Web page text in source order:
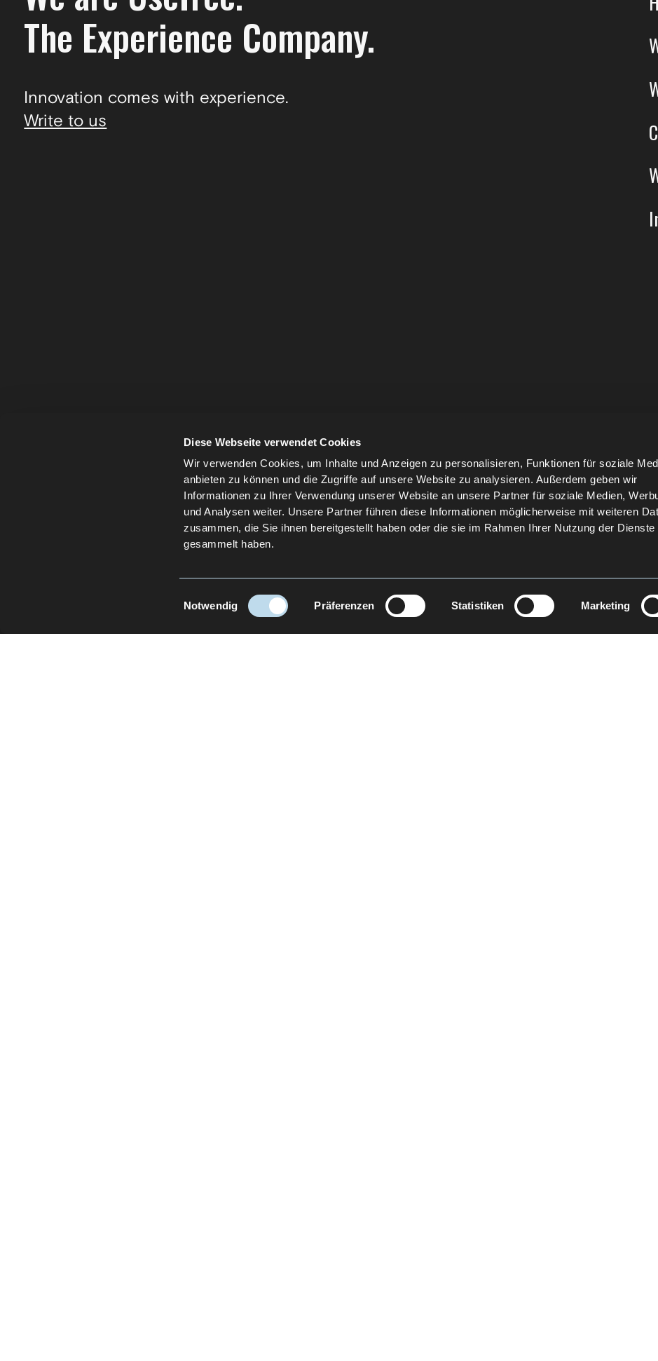
Diese Webseite verwendet Cookies
Wir verwenden Cookies, um Inhalte und Anzeigen zu personalisieren, Funktionen für soziale
anbieten zu können und die Zugriffe auf unsere Website zu analysieren. Außerdem geben wir
Informationen zu Ihrer Verwendung unserer Website an unsere Partner für soziale Medien,
und Analysen weiter. Unsere Partner führen diese Informationen möglicherweise mit weiteren
zusammen, die Sie ihnen bereitgestellt haben oder die sie im Rahmen Ihrer Nutzung der Dienste
gesammelt haben.
Einwilligungsauswahl
Notwendig Präferenzen Statistiken Marketing
The Experience Company.
Innovation comes with experience.
Write to us